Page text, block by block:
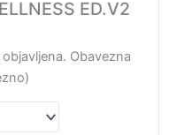
ED.V2
Obavezna